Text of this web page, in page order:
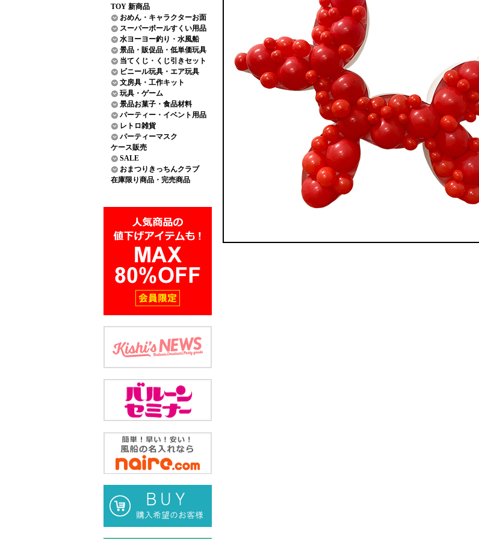
TOY 新商品
おめん・キャラクターお面
スーパーボールすくい用品
水ヨーヨー釣り・水風船
景品・販促品・低単価玩具
当てくじ・くじ引きセット
ビニール玩具・エア玩具
文房具・工作キット
玩具・ゲーム
景品お菓子・食品材料
パーティー・イベント用品
レトロ雑貨
パーティーマスク
ケース販売
SALE
おまつりきっちんクラブ
在庫限り商品・完売商品